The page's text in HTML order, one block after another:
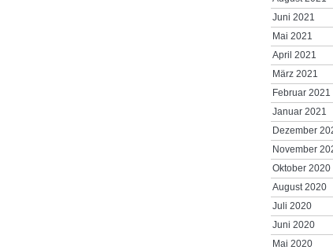
Juni 2021
Mai 2021
April 2021
März 2021
Februar 2021
Januar 2021
Dezember
November
Oktober 2020
August 2020
Juli 2020
Juni 2020
Mai 2020